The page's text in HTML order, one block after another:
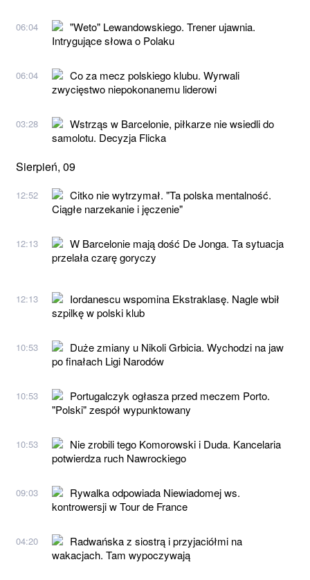
06:04
"Weto" Lewandowskiego. Trener ujawnia.
Intrygujące słowa o Polaku
06:04
Co za mecz polskiego klubu. Wyrwali
zwycięstwo niepokonanemu liderowi
03:28
Wstrząs w Barcelonie, piłkarze nie wsiedli do
samolotu. Decyzja Flicka
Sierpień, 09
12:52
Citko nie wytrzymał. "Ta polska mentalność.
Ciągłe narzekanie i jęczenie"
12:13
W Barcelonie mają dość De Jonga. Ta sytuacja
przelała czarę goryczy
12:13
Iordanescu wspomina Ekstraklasę. Nagle wbił
szpilkę w polski klub
10:53
Duże zmiany u Nikoli Grbicia. Wychodzi na jaw
po finałach Ligi Narodów
10:53
Portugalczyk ogłasza przed meczem Porto.
"Polski" zespół wypunktowany
10:53
Nie zrobili tego Komorowski i Duda. Kancelaria
potwierdza ruch Nawrockiego
09:03
Rywalka odpowiada Niewiadomej ws.
kontrowersji w Tour de France
04:20
Radwańska z siostrą i przyjaciółmi na
wakacjach. Tam wypoczywają